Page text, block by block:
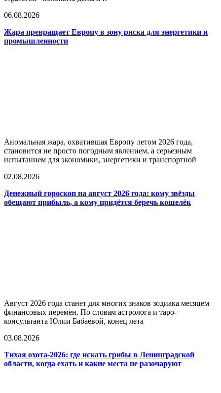
06.08.2026
Жара превращает Европу в зону риска для энергетики и
промышленности
Аномальная жара, охватившая Европу летом 2026 года,
становится не просто погодным явлением, а серьезным
испытанием для экономики, энергетики и транспортной
02.08.2026
Денежный гороскоп на август 2026 года: кому звёзды
обещают прибыль, а кому придётся беречь кошелёк
Август 2026 года станет для многих знаков зодиака месяцем
финансовых перемен. По словам астролога и таро-
консультанта Юлии Бабаевой, конец лета
03.08.2026
Тихая охота-2026: где искать грибы в Ленинградской
области, когда ехать и какие места не разочаруют